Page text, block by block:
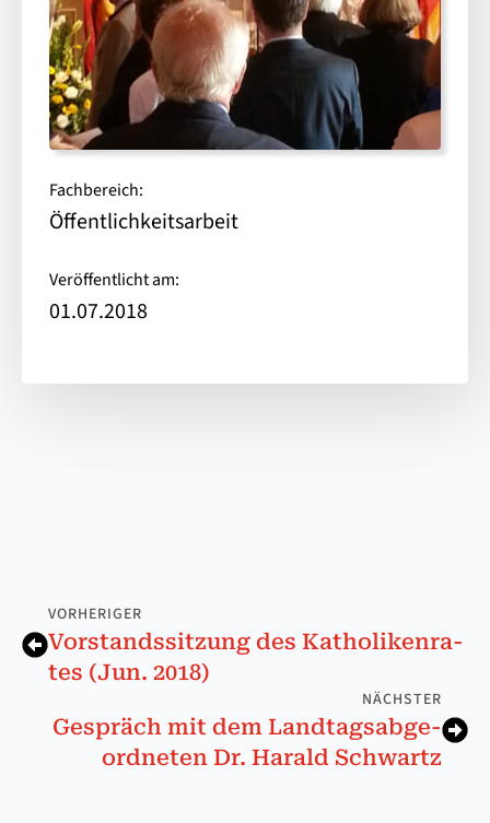
Fachbereich:
Öffentlichkeitsarbeit
Veröffentlicht am:
01.07.2018
VORHERIGER
Vorstands­sitz­ung des Ka­tho­li­ken­ra­
tes (Jun. 2018)
NÄCHSTER
Gespräch mit dem Land­tags­ab­ge­
ord­ne­ten Dr. Ha­rald Schwartz